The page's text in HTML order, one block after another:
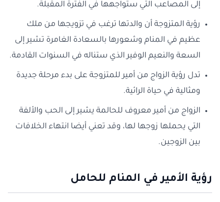
إلى المصاعب التي ستواجهها في الفترة المقبلة.
رؤية المتزوجة أن والدتها ترغب في تزويجها من ملك
عظيم في المنام وشعورها بالسعادة الغامرة تشير إلى
السعة والنعيم الوفير الذي ستناله في السنوات القادمة.
تدل رؤية الزواج من أمير للمتزوجة على بدء مرحلة جديدة
ومثالية في حياة الرائية.
الزواج من أمير معروف للحالمة يشير إلى الحب والألفة
التي يحملها زوجها لها، وقد تعني أيضا انتهاء الخلافات
بين الزوجين.
رؤية الأمير في المنام للحامل